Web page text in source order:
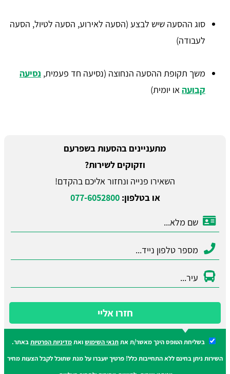
סוג ההסעה שיש לבצע (הסעה לאירוע, הסעה לטיול, הסעה
לעבודה)
משך תקופת ההסעה הנחוצה (נסיעה חד פעמית, נסיעה
קבועהאו יומית)
מתעניינים בהסעות בשפרעם
וזקוקים לשירות?
השאירו פנייה ונחזור אליכם בהקדם!
או בטלפון:077-6052800
חזרו אליי
בשליחת הטופס הינך מאשר/ת אתתנאי השימושואתמדיניות הפרטיותבאתר.
השירות ניתן בחינם ללא התחייבות כלל! פרטיך יועברו על מנת שתוכל לקבל הצעות מחיר